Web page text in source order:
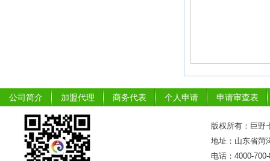
公司简介 加盟代理 商务代表 个人申请 申请审查表
版权所有：巨野
地址：山东省菏
电话：4000-